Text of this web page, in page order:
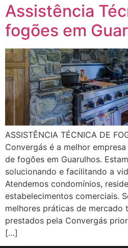
Assistência
fogões em
ASSISTÊNCIA TÉCNICA DE
Convergás é a melhor
de fogões em Guarulhos.
solucionando e facilitando a
Atendemos condomínios,
estabelecimentos comerciais.
melhores práticas de mercado
prestados pela Convergás
[…]